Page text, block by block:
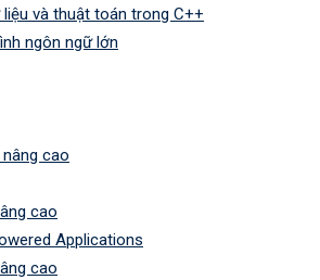
và thuật toán trong C++
ngôn ngữ lớn
cao
cao
Applications
cao